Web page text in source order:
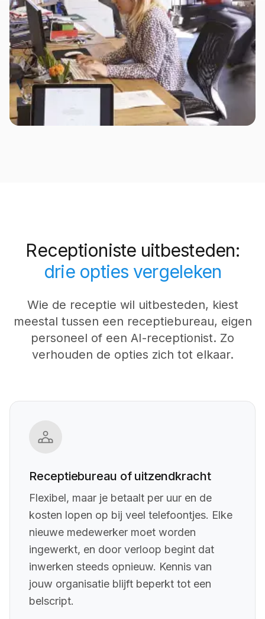
Receptioniste uitbesteden:
drie opties vergeleken
Wie de receptie wil uitbesteden, kiest
meestal tussen een receptiebureau, eigen
personeel of een AI-receptionist. Zo
verhouden de opties zich tot elkaar.
Receptiebureau of uitzendkracht
Flexibel, maar je betaalt per uur en de
kosten lopen op bij veel telefoontjes. Elke
nieuwe medewerker moet worden
ingewerkt, en door verloop begint dat
inwerken steeds opnieuw. Kennis van
jouw organisatie blijft beperkt tot een
belscript.